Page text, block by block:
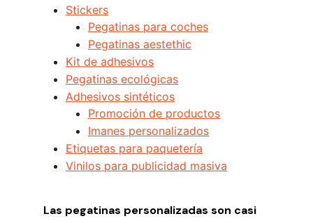
Stickers
Pegatinas para coches
Pegatinas aestethic
Kit de adhesivos
Pegatinas ecológicas
Adhesivos sintéticos
Promoción de productos
Imanes personalizados
Etiquetas para paquetería
Vinilos para publicidad masiva
Las pegatinas personalizadas son casi